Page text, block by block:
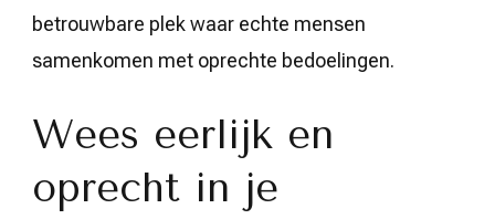
betrouwbare plek waar echte mensen
samenkomen met oprechte bedoelingen.
Wees eerlijk en
oprecht in je